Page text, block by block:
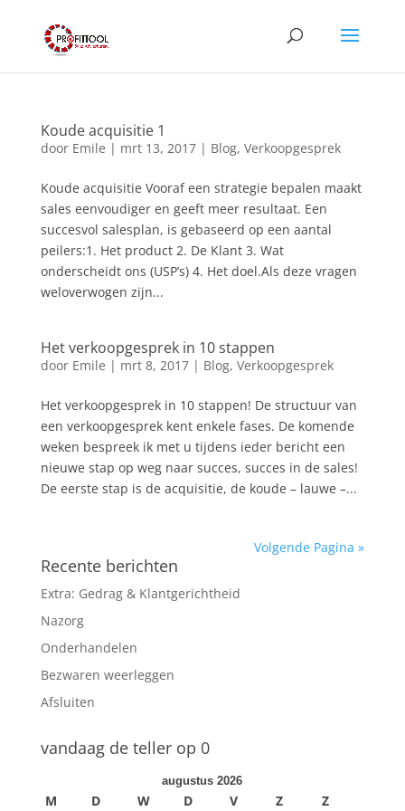
Koude acquisitie 1
door Emile | mrt 13, 2017| Blog, Verkoopgesprek
Koude acquisitie Vooraf een strategie bepalen maakt
sales eenvoudiger en geeft meer resultaat. Een
succesvol salesplan, is gebaseerd op een aantal
peilers:1. Het product 2. De Klant 3. Wat
onderscheidt ons (USP’s) 4. Het doel.Als deze vragen
weloverwogen zijn...
Het verkoopgesprek in 10 stappen
door Emile | mrt 8, 2017| Blog, Verkoopgesprek
Het verkoopgesprek in 10 stappen! De structuur van
een verkoopgesprek kent enkele fases. De komende
weken bespreek ik met u tijdens ieder bericht een
nieuwe stap op weg naar succes, succes in de sales!
De eerste stap is de acquisitie, de koude – lauwe –...
Volgende Pagina »
Recente berichten
Extra: Gedrag & Klantgerichtheid
Nazorg
Onderhandelen
Bezwaren weerleggen
Afsluiten
vandaag de teller op 0
augustus 2026
M D W D V Z Z